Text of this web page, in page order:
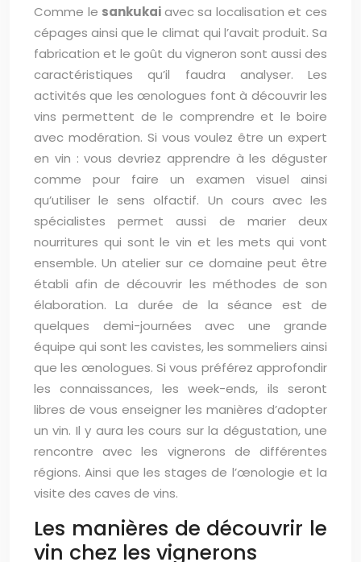
Comme le sankukaiavec sa localisation et ces
cépages ainsi que le climat qui l’avait produit. Sa
fabrication et le goût du vigneron sont aussi des
caractéristiques qu’il faudra analyser. Les
activités que les œnologues font à découvrir les
vins permettent de le comprendre et le boire
avec modération. Si vous voulez être un expert
en vin : vous devriez apprendre à les déguster
comme pour faire un examen visuel ainsi
qu’utiliser le sens olfactif. Un cours avec les
spécialistes permet aussi de marier deux
nourritures qui sont le vin et les mets qui vont
ensemble. Un atelier sur ce domaine peut être
établi afin de découvrir les méthodes de son
élaboration. La durée de la séance est de
quelques demi-journées avec une grande
équipe qui sont les cavistes, les sommeliers ainsi
que les œnologues. Si vous préférez approfondir
les connaissances, les week-ends, ils seront
libres de vous enseigner les manières d’adopter
un vin. Il y aura les cours sur la dégustation, une
rencontre avec les vignerons de différentes
régions. Ainsi que les stages de l’œnologie et la
visite des caves de vins.
Les manières de découvrir le
vin chez les vignerons